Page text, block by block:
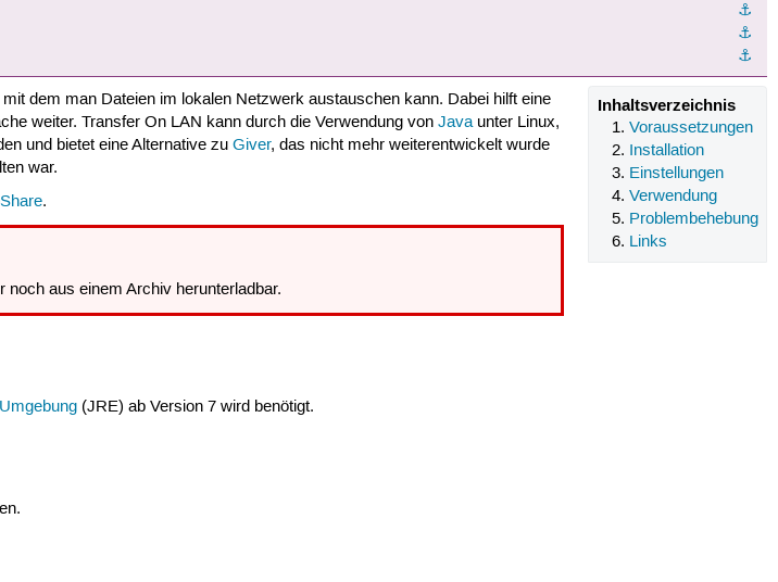
⚓︎
⚓︎
⚓︎
Inhaltsverzeichnis
Voraussetzungen
Installation
Einstellungen
Verwendung
Problembehebung
Links
dem man Dateien im lokalen Netzwerk austauschen kann. Dabei hilft eine
weiter. Transfer On LAN kann durch die Verwendung von Javaunter Linux,
und bietet eine Alternative zu Giver, das nicht mehr weiterentwickelt wurde
war.
.
aus einem Archiv herunterladbar.
(JRE) ab Version 7 wird benötigt.